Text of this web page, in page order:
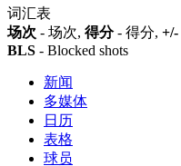
词汇表
场次 - 场次, 得分- 得分, +/-
BLS - Blocked shots
新闻
多媒体
日历
表格
球员